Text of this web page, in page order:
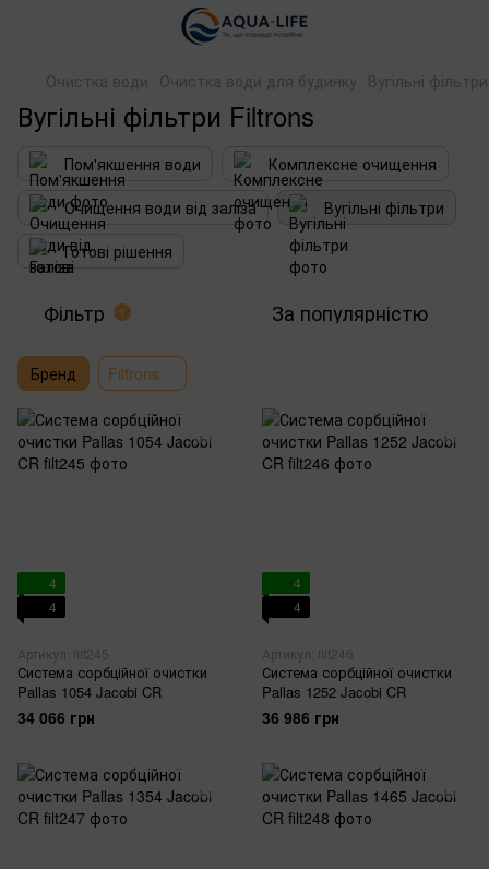
Очистка води Очистка води для будинку Вугільні фільтри
Вугільні фільтри Filtrons
Пом'якшення води
Комплексне очищення
Очищення води від заліза
Вугільні фільтри
Готові рішення
Фільтр 1 За популярністю
Бренд Filtrons
4
4
Артикул: filt245
Система сорбційної очистки
Pallas 1054 Jacobi CR
34 066 грн
4
4
Артикул: filt246
Система сорбційної очистки
Pallas 1252 Jacobi CR
36 986 грн